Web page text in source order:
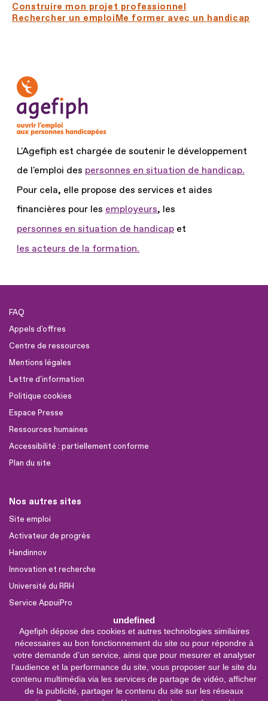
undefined
Agefiph dépose des cookies et autres technologies similaires
nécessaires au bon fonctionnement du site ou pour répondre à
votre demande d’un service, ainsi que pour mesurer et analyser
l’audience et la performance du site, vous proposer sur le site du
contenu multimédia via les services de partage de vidéo, afficher
de la publicité, partager le contenu du site sur les réseaux
Construire mon projet professionnel
Rechercher un emploiMe former avec un handicap
L'Agefiph est chargée de soutenir le développement
de l'emploi des personnes en situation de handicap.
Pour cela, elle propose des services et aides
financières pour les employeurs, les
personnes en situation de handicap et
les acteurs de la formation.
FAQ
Appels d'offres
Centre de ressources
Mentions légales
Lettre d'information
Politique cookies
Espace Presse
Ressources humaines
Accessibilité : partiellement conforme
Plan du site
Nos autres sites
Site emploi
Activateur de progrès
Handinnov
Innovation et recherche
Université du RRH
Service AppuiPro
Nous suivre
Youtube
Facebook